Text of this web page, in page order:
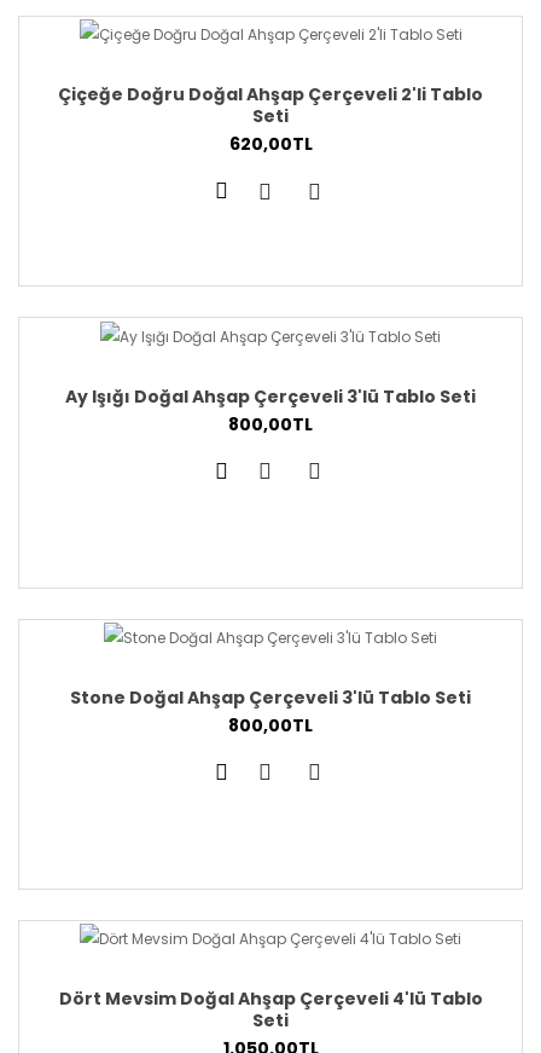
Çiçeğe Doğru Doğal Ahşap Çerçeveli 2'li Tablo
Seti
620,00TL
Ay Işığı Doğal Ahşap Çerçeveli 3'lü Tablo Seti
800,00TL
Stone Doğal Ahşap Çerçeveli 3'lü Tablo Seti
800,00TL
Dört Mevsim Doğal Ahşap Çerçeveli 4'lü Tablo
Seti
1.050,00TL